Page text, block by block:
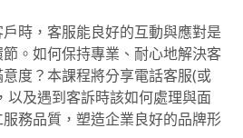
時，客服能良好的互動與應對是
。如何保持專業、耐心地解決客
度？本課程將分享電話客服(或
以及遇到客訴時該如何處理與面
務品質，塑造企業良好的品牌形